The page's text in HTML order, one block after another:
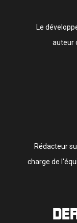
Rédacteur
charge de
Le
auteur